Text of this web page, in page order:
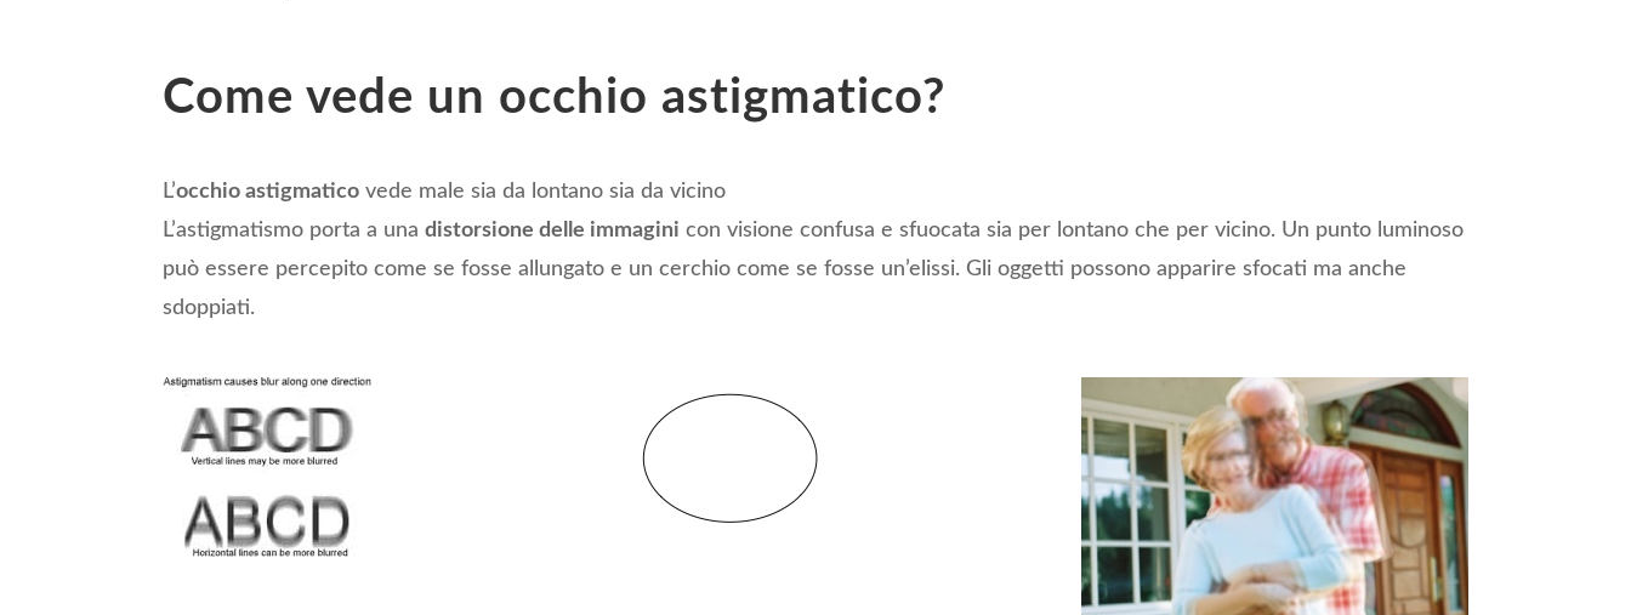
Come vede un occhio astigmatico?
L’occhio astigmatico vede male sia da lontano sia da vicino
L’astigmatismo porta a unadistorsione delle immagini con visione confusa e sfuocata sia per lontano che per vicino. Un punto luminoso
può essere percepito come se fosse allungato e un cerchio come se fosse un’elissi. Gli oggetti possono apparire sfocati ma anche
sdoppiati.